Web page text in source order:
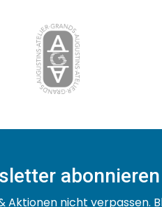
abonnieren
Aktionen nicht verpassen.